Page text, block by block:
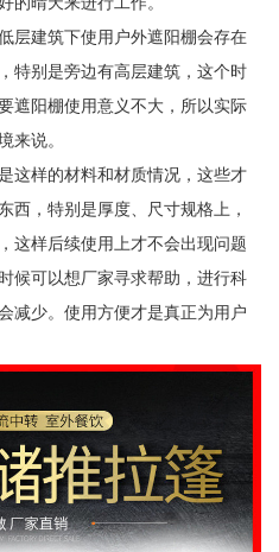
层建筑下使用户外遮阳棚会存在
特别是旁边有高层建筑，这个时
遮阳棚使用意义不大，所以实际
来说。
这样的材料和材质情况，这些才
西，特别是厚度、尺寸规格上，
这样后续使用上才不会出现问题
候可以想厂家寻求帮助，进行科
减少。使用方便才是真正为用户